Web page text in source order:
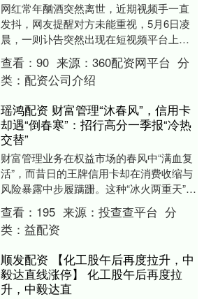
网红常年酗酒突然离世，近期视频手一直
发抖，网友提醒对方未能重视，5月6日凌
晨，一则讣告突然出现在短视频平台上，
让不少网友感到震惊，拥有4.8万粉丝的河
南漯河网红....
查看： 90 来源： 360配资网平台 分
类： 配资公司介绍
瑶鸿配资 财富管理“沐春风”，信用卡
却遇“倒春寒”：招行高分一季报“冷热
交替”
财富管理业务在权益市场的春风中“满血复
活”，而昔日的王牌信用卡却在消费收缩与
风险暴露中步履蹒跚。这种“冰火两重天”的
格局，不仅是招行一季度的真实写照，更
是其零售....
查看： 195 来源： 投查查平台 分
类： 益配资
顺发配资 【化工股午后再度拉升，中
毅达直线涨停】 化工股午后再度拉
升，中毅达直